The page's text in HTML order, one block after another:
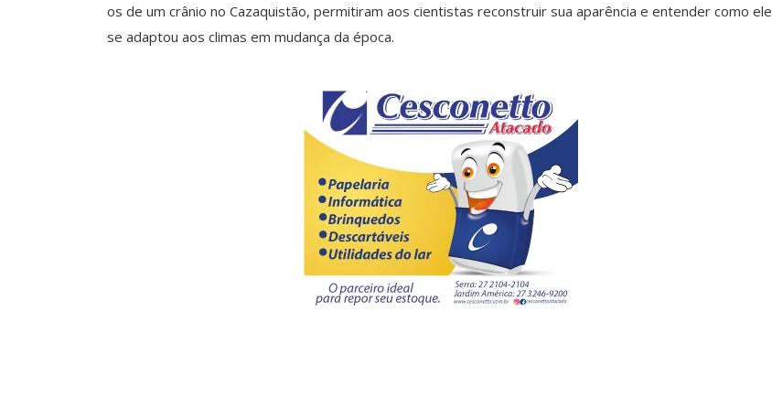
os de um crânio no Cazaquistão, permitiram aos cientistas reconstruir sua aparência e entender como ele
se adaptou aos climas em mudança da época.